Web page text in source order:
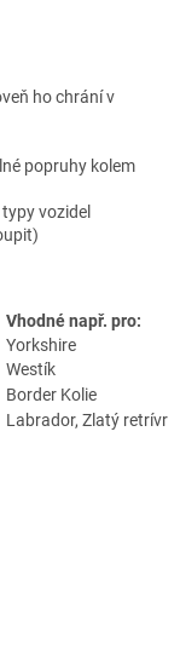
ho chrání v
popruhy kolem
vozidel
Vhodné např. pro:
Yorkshire
Westík
Border Kolie
Labrador, Zlatý retrívr